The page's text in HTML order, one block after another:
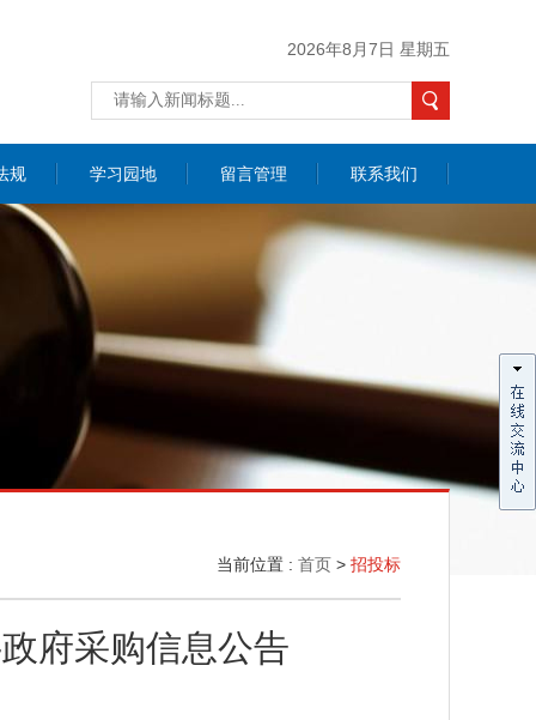
2026年8月7日 星期五
规
咨询
学习园地 留言管理 联系我们
联系我们
当前位置 : 首页 > 招投标
府采购信息公告